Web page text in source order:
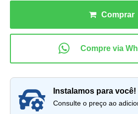
instalamos para você!
Consulte o preço ao